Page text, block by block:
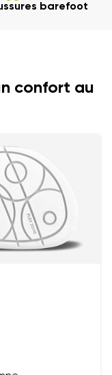
barefoot
confort au
Variante